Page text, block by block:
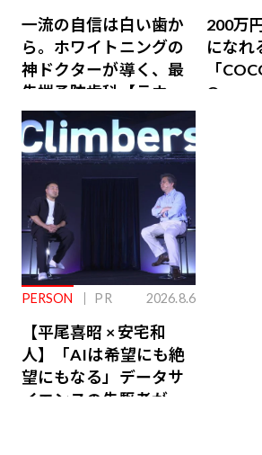
一流の自信は白い歯か
ら。ホワイトニングの
神ドクターが導く、最
先端予防歯科【ラウン
ジ会員特典あり】
200万
になれ
「
PERSON PR 2026.8.6
【平尾喜昭 × 安宅和
人】「AIは希望にも絶
望にもなる」データサ
イエンスの先駆者が語